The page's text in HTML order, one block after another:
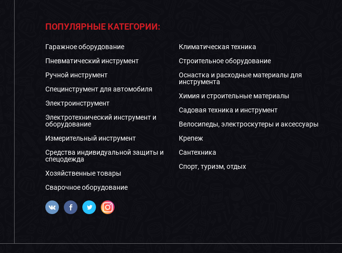
ПОПУЛЯРНЫЕ КАТЕГОРИИ:
Гаражное оборудование
Пневматический инструмент
Ручной инструмент
Специнструмент для автомобиля
Электроинструмент
Электротехнический инструмент и
оборудование
Измерительный инструмент
Средства индивидуальной защиты и
спецодежда
Хозяйственные товары
Сварочное оборудование
Климатическая техника
Строительное оборудование
Оснастка и расходные материалы для
инструмента
Химия и строительные материалы
Садовая техника и инструмент
Велосипеды, электроскутеры и аксессуары
Крепеж
Сантехника
Спорт, туризм, отдых